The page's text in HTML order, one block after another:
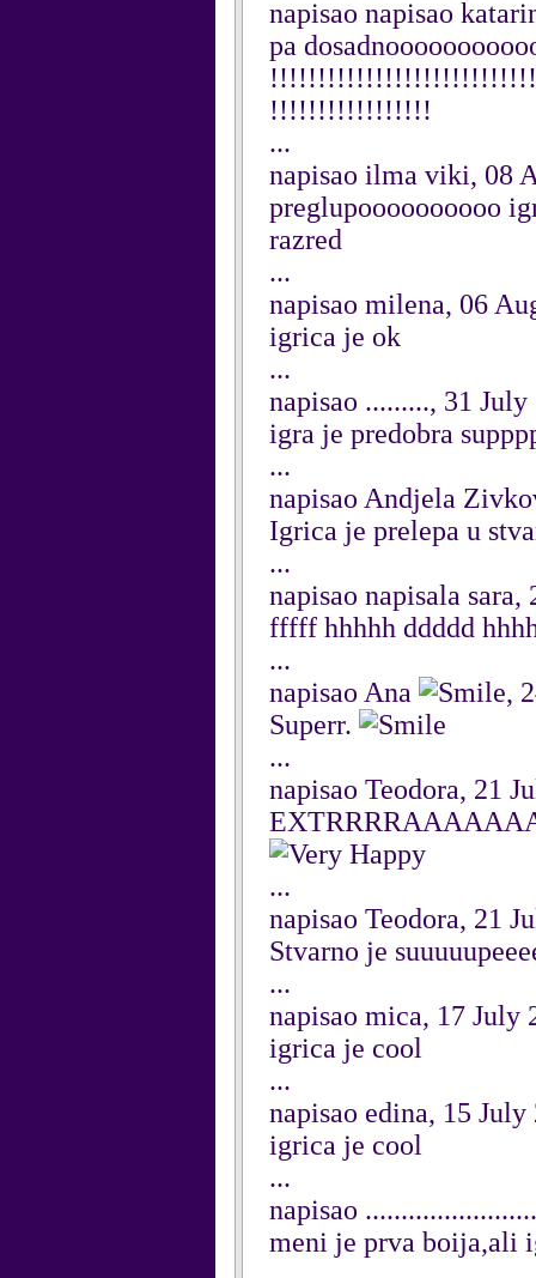
napisao napisao
pa
!!!!!!!!!!!!!!!!!
...
napisao ilma viki, 08
preglupoooooooooo
razred
...
napisao milena, 06
igrica je ok
...
napisao ........., 31 July
igra je predobra
...
napisao Andjela
Igrica je prelepa u
...
napisao napisala sara,
fffff hhhhh ddddd
...
napisao Ana
,
Superr.
...
napisao Teodora, 21
...
napisao Teodora, 21
Stvarno je
...
napisao mica, 17 July
igrica je cool
...
napisao edina, 15 July
igrica je cool
...
napisao
meni je prva boija,ali